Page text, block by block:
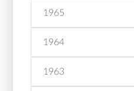
1965
1964
1963